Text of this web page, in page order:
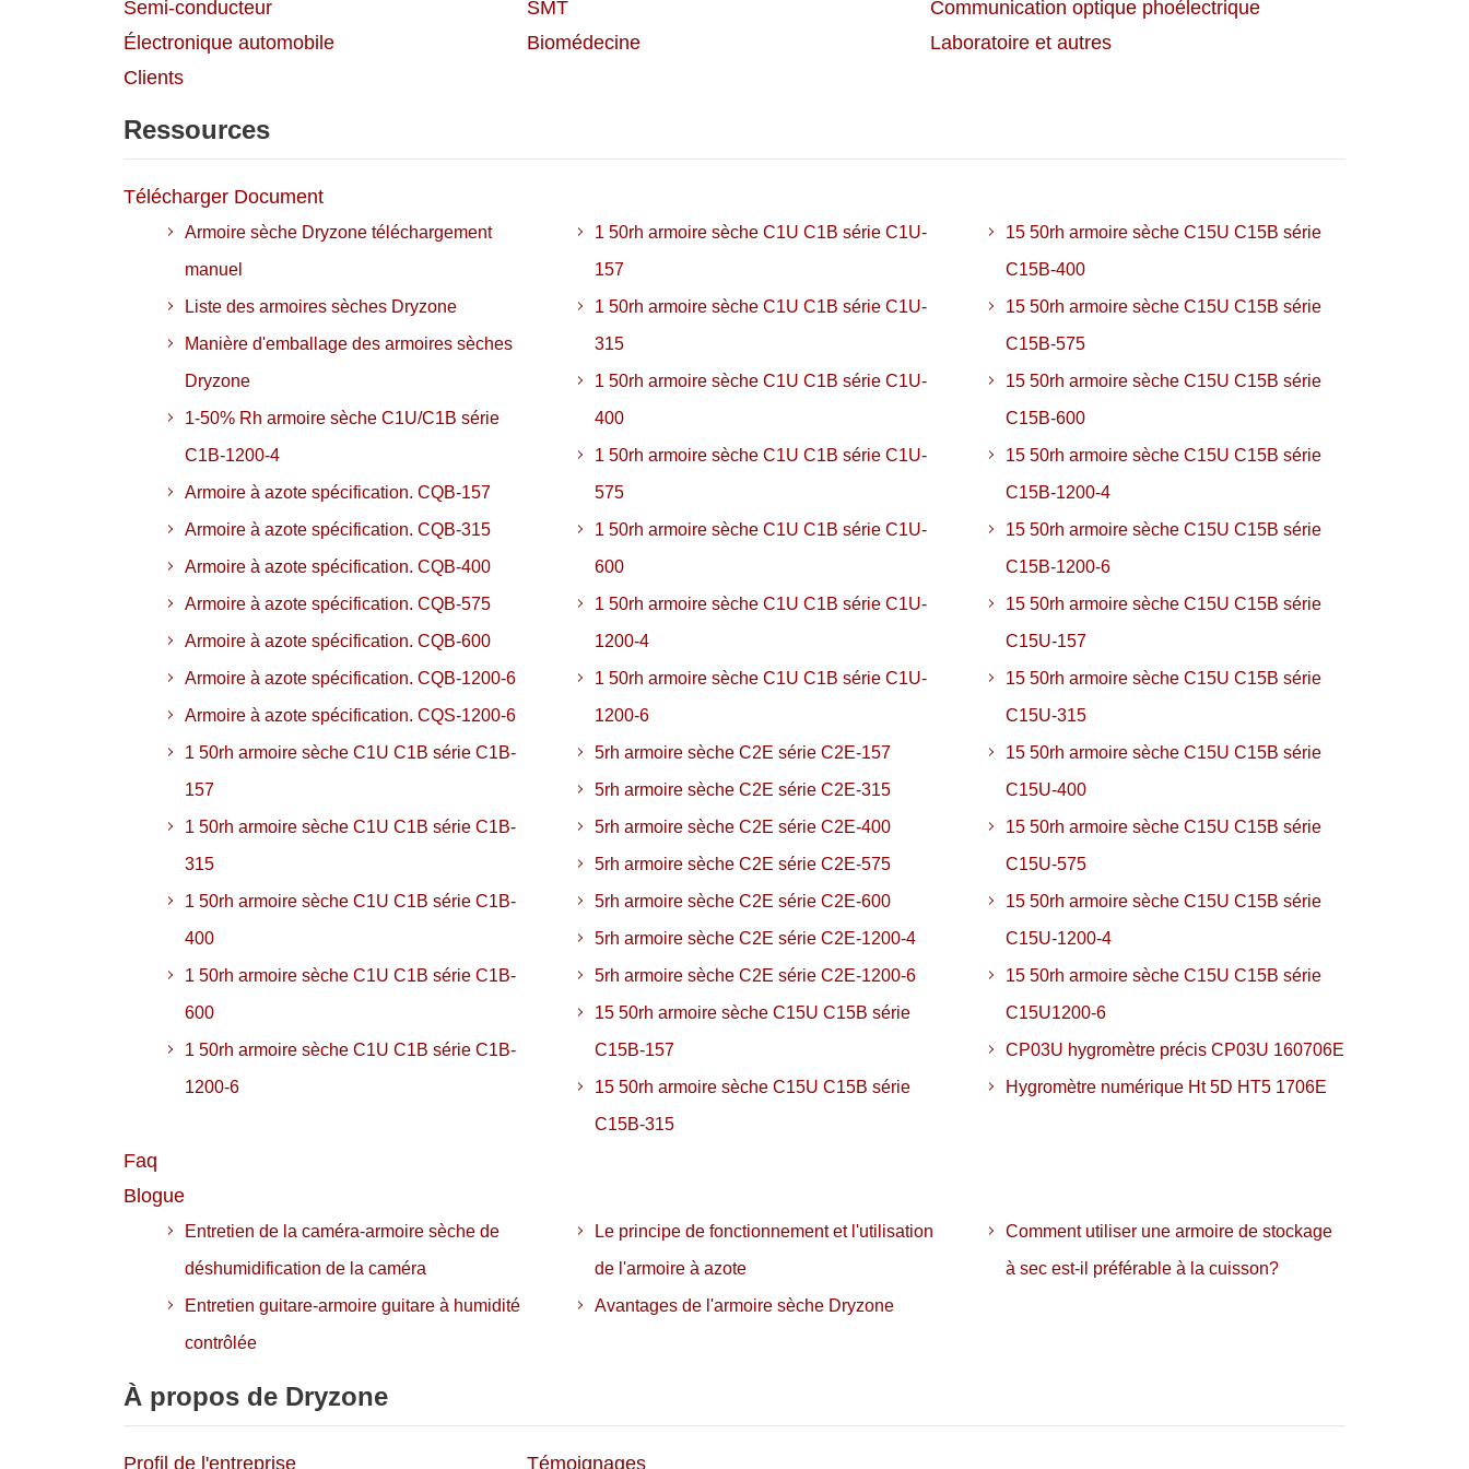
Semi-conducteur SMT
Communication optique phoélectrique
Électronique automobile
Biomédecine
Laboratoire et autres
Clients
Ressources
Télécharger Document
Armoire sèche Dryzone téléchargement
manuel
Liste des armoires sèches Dryzone
Manière d'emballage des armoires sèches
Dryzone
1-50% Rh armoire sèche C1U/C1B série
C1B-1200-4
Armoire à azote spécification. CQB-157
Armoire à azote spécification. CQB-315
Armoire à azote spécification. CQB-400
Armoire à azote spécification. CQB-575
Armoire à azote spécification. CQB-600
Armoire à azote spécification. CQB-1200-6
Armoire à azote spécification. CQS-1200-6
1 50rh armoire sèche C1U C1B série C1B-
157
1 50rh armoire sèche C1U C1B série C1B-
315
1 50rh armoire sèche C1U C1B série C1B-
400
1 50rh armoire sèche C1U C1B série C1B-
600
1 50rh armoire sèche C1U C1B série C1B-
1200-6
1 50rh armoire sèche C1U C1B série C1U-
157
1 50rh armoire sèche C1U C1B série C1U-
315
1 50rh armoire sèche C1U C1B série C1U-
400
1 50rh armoire sèche C1U C1B série C1U-
575
1 50rh armoire sèche C1U C1B série C1U-
600
1 50rh armoire sèche C1U C1B série C1U-
1200-4
1 50rh armoire sèche C1U C1B série C1U-
1200-6
5rh armoire sèche C2E série C2E-157
5rh armoire sèche C2E série C2E-315
5rh armoire sèche C2E série C2E-400
5rh armoire sèche C2E série C2E-575
5rh armoire sèche C2E série C2E-600
5rh armoire sèche C2E série C2E-1200-4
5rh armoire sèche C2E série C2E-1200-6
15 50rh armoire sèche C15U C15B série
C15B-157
15 50rh armoire sèche C15U C15B série
C15B-315
15 50rh armoire sèche C15U C15B série
C15B-400
15 50rh armoire sèche C15U C15B série
C15B-575
15 50rh armoire sèche C15U C15B série
C15B-600
15 50rh armoire sèche C15U C15B série
C15B-1200-4
15 50rh armoire sèche C15U C15B série
C15B-1200-6
15 50rh armoire sèche C15U C15B série
C15U-157
15 50rh armoire sèche C15U C15B série
C15U-315
15 50rh armoire sèche C15U C15B série
C15U-400
15 50rh armoire sèche C15U C15B série
C15U-575
15 50rh armoire sèche C15U C15B série
C15U-1200-4
15 50rh armoire sèche C15U C15B série
C15U1200-6
CP03U hygromètre précis CP03U 160706E
Hygromètre numérique Ht 5D HT5 1706E
Faq
Blogue
Entretien de la caméra-armoire sèche de
déshumidification de la caméra
Entretien guitare-armoire guitare à humidité
contrôlée
Le principe de fonctionnement et l'utilisation
de l'armoire à azote
Avantages de l'armoire sèche Dryzone
Comment utiliser une armoire de stockage
à sec est-il préférable à la cuisson?
À propos de Dryzone
Profil de l'entreprise Témoignages